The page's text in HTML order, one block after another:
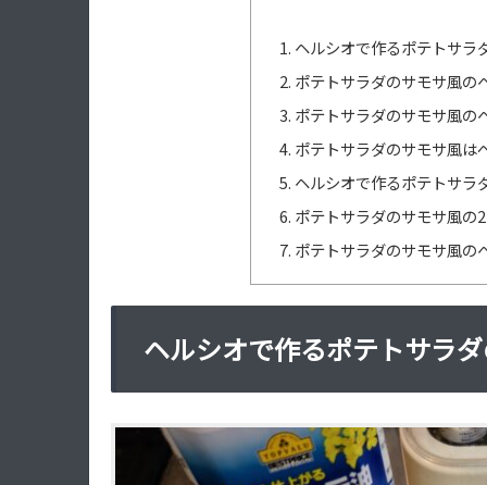
ヘルシオで作るポテトサラ
ポテトサラダのサモサ風の
ポテトサラダのサモサ風の
ポテトサラダのサモサ風は
ヘルシオで作るポテトサラ
ポテトサラダのサモサ風の
ポテトサラダのサモサ風の
ヘルシオで作るポテトサラ